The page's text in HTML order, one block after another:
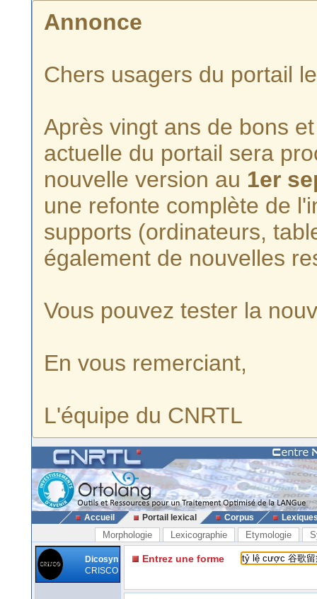
Annonce
Chers usagers du portail
Après vingt ans de bons
actuelle du portail sera
nouvelle version au 1er
une refonte complète de
supports (ordinateurs,
également de nouvelles
Vous pouvez tester la
En vous remerciant,
L'équipe du CNRTL
Accueil Portail lexical Corpus
Morphologie Lexicographie Etymologie
Dicosyn
CRISCO
Entrez une forme